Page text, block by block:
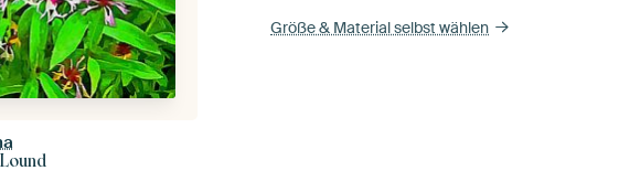
Größe & Material selbst wählen